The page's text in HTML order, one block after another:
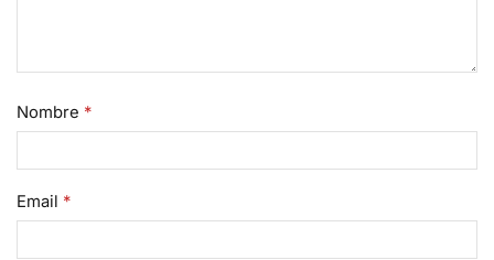
Nombre *
Email *